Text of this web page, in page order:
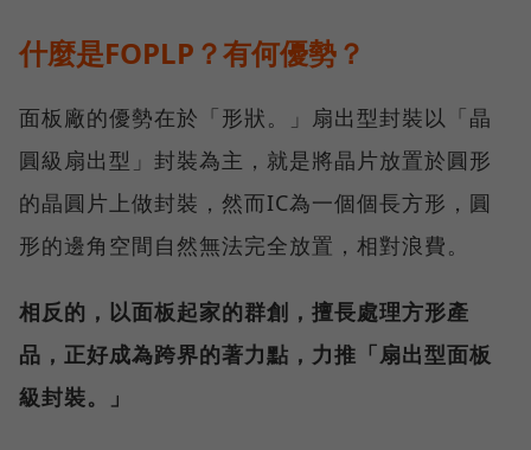
什麼是FOPLP？有何優勢？
面板廠的優勢在於「形狀。」扇出型封裝以「晶
圓級扇出型」封裝為主，就是將晶片放置於圓形
的晶圓片上做封裝，然而IC為一個個長方形，圓
形的邊角空間自然無法完全放置，相對浪費。
相反的，以面板起家的群創，擅長處理方形產
品，正好成為跨界的著力點，力推「扇出型面板
級封裝。」